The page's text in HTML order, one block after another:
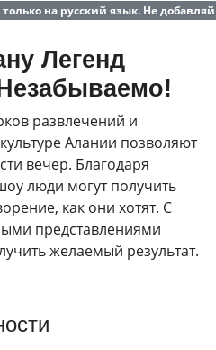
только на русский язык. Не
Легенд
развлечений и
Алании позволяют
вечер. Благодаря
люди могут получить
как они хотят. С
представлениями
желаемый результат.